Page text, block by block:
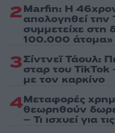
2Marfin: Η
απολογηθεί την
συμμετείχε στη
100.000 άτομα»
3Σίντνεϊ Τάουλ:
σταρ του
με τον καρκίνο
4Μεταφορές
θεωρηθούν
– Τι ισχυεί για